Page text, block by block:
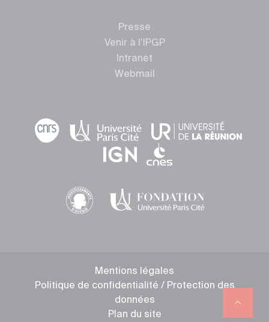
Presse
Venir à l’IPGP
Intranet
Webmail
Mentions légales
Politique de confidentialité / Protection des
données
Plan du site